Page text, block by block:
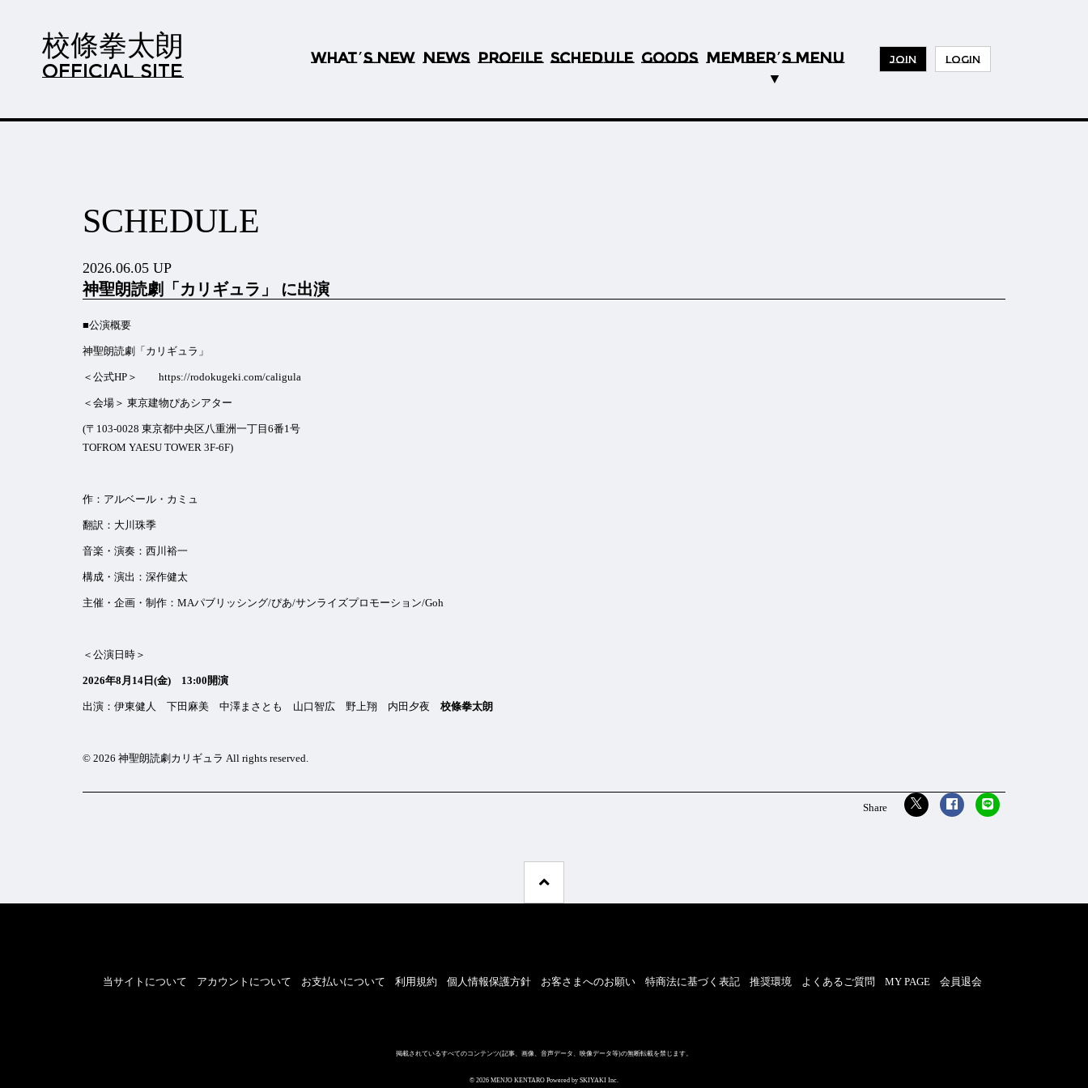
校條拳太朗
OFFICIAL SITE
WHAT’S NEW NEWS PROFILE SCHEDULE GOODS MEMBER’S MENU JOIN LOGIN
SCHEDULE
2026.06.05 UP
神聖朗読劇「カリギュラ」 に出演
■公演概要
神聖朗読劇「カリギュラ」
＜公式HP＞ https://rodokugeki.com/caligula
＜会場＞ 東京建物ぴあシアター
(〒103-0028 東京都中央区八重洲一丁目6番1号
TOFROM YAESU TOWER 3F-6F)
作：アルベール・カミュ
翻訳：大川珠季
音楽・演奏：西川裕一
構成・演出：深作健太
主催・企画・制作：MAパブリッシング/ぴあ/サンライズプロモーション/Goh
＜公演日時＞
2026年8月14日(金) 13:00開演
出演：伊東健人 下田麻美 中澤まさとも 山口智広 野上翔 内田夕夜 校條拳太朗
©︎ 2026 神聖朗読劇カリギュラ All rights reserved.
当サイトについて アカウントについて お支払いについて 利用規約 個人情報保護方針 お客さまへのお願い 特商法に基づく表記 推奨環境 よくあるご質問 MY PAGE 会員退会
掲載されているすべてのコンテンツ(記事、画像、音声データ、映像データ等)の無断転載を禁じます。
© 2026 MENJO KENTARO Powered by SKIYAKI Inc.